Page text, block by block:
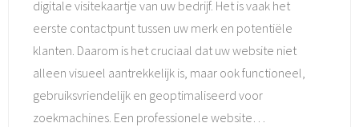
digitale visitekaartje van uw bedrijf. Het is vaak het
eerste contactpunt tussen uw merk en potentiële
klanten. Daarom is het cruciaal dat uw website niet
alleen visueel aantrekkelijk is, maar ook functioneel,
gebruiksvriendelijk en geoptimaliseerd voor
zoekmachines. Een professionele website…